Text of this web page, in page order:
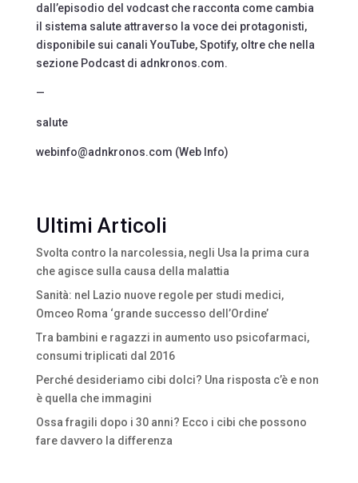
dall’episodio del vodcast che racconta come cambia
il sistema salute attraverso la voce dei protagonisti,
disponibile sui canali YouTube, Spotify, oltre che nella
sezione Podcast di adnkronos.com.
—
salute
webinfo@adnkronos.com (Web Info)
Ultimi Articoli
Svolta contro la narcolessia, negli Usa la prima cura
che agisce sulla causa della malattia
Sanità: nel Lazio nuove regole per studi medici,
Omceo Roma ‘grande successo dell’Ordine’
Tra bambini e ragazzi in aumento uso psicofarmaci,
consumi triplicati dal 2016
Perché desideriamo cibi dolci? Una risposta c’è e non
è quella che immagini
Ossa fragili dopo i 30 anni? Ecco i cibi che possono
fare davvero la differenza